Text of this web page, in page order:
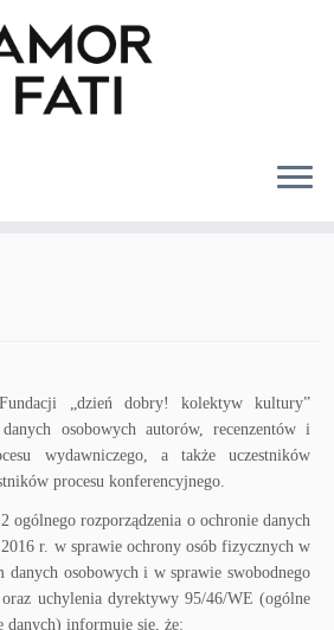
„dzień dobry! kolektyw kultury”
osobowych autorów, recenzentów i
wydawniczego, a także uczestników
procesu konferencyjnego.
ogólnego rozporządzenia o ochronie danych
r. w sprawie ochrony osób fizycznych w
danych osobowych i w sprawie swobodnego
uchylenia dyrektywy 95/46/WE (ogólne
danych) informuje się, że: